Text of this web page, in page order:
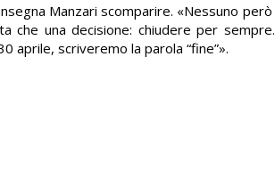
Manzari scomparire. «Nessuno
che una decisione: chiudere per
aprile, scriveremo la parola “fine”».